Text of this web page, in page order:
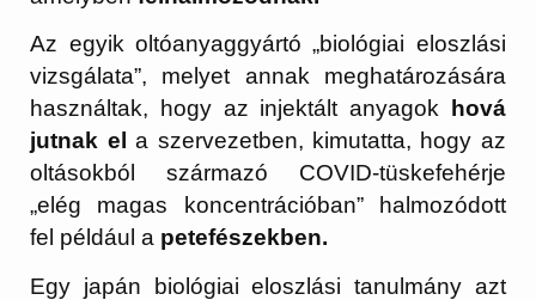
Az egyik oltóanyaggyártó „biológiai eloszlási
vizsgálata”, melyet annak meghatározására
használtak, hogy az injektált anyagok
hová
jutnak el
a szervezetben, kimutatta, hogy az
oltásokból származó COVID-tüskefehérje
„elég magas koncentrációban” halmozódott
fel például a petefészekben.
Egy japán biológiai eloszlási tanulmány azt